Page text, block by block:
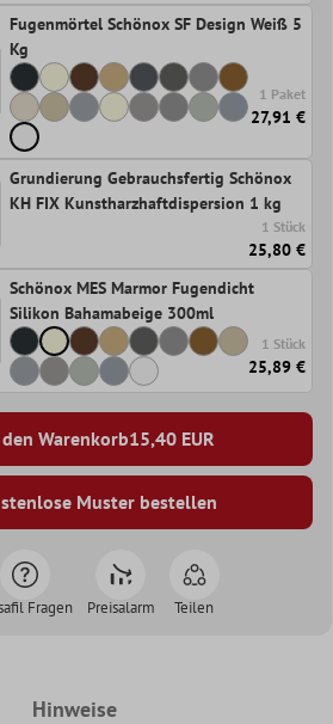
Fugenmörtel Schönox SF Design Weiß 5
Kg
1 Paket
27,91 €
Grundierung Gebrauchsfertig Schönox
KH FIX Kunstharzhaftdispersion 1 kg
1 Stück
25,80 €
Schönox MES Marmor Fugendicht
Silikon Bahamabeige 300ml
1 Stück
25,89 €
Warenkorb15,40 EUR
Muster bestellen
Fragen Preisalarm Teilen
Hinweise